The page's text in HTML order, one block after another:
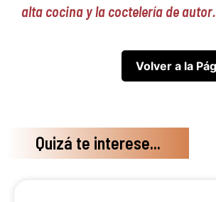
alta cocina y la coctelería de autor.
Quizá te interese...